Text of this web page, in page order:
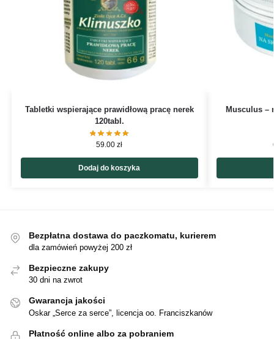
Tabletki wspierające prawidłową pracę nerek
120tabl.
59.00zł
Dodaj do koszyka
Musculus –
Bezpłatna dostawa do paczkomatu, kurierem
dla zamówień powyżej 200 zł
Bezpieczne zakupy
30 dni na zwrot
Gwarancja jakości
Oskar „Serce za serce”, licencja oo. Franciszkanów
Płatność online albo za pobraniem